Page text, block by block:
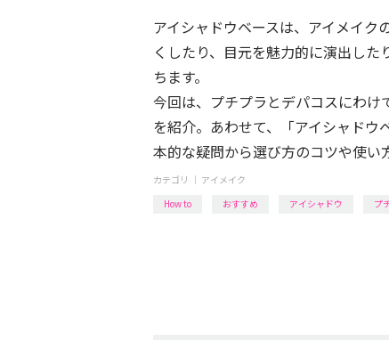
アイシャドウベースは、アイメイク
くしたり、目元を魅力的に演出し
ちます。
今回は、プチプラとデパコスにわ
を紹介。あわせて、「アイシャド
本的な疑問から選び方のコツや使い
カテゴリ ｜ アイメイク
How to
おすすめ アイシャドウ プ